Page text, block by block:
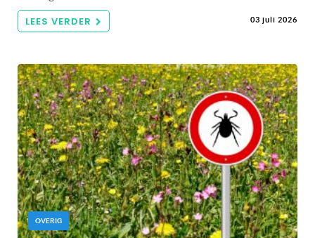
LEES VERDER 03 juli 2026
OVERIG